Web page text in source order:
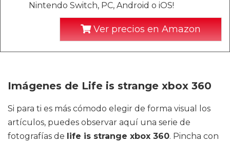
Nintendo Switch, PC, Android o iOS!
Ver precios en Amazon
Imágenes de Life is strange xbox 360
Si para ti es más cómodo elegir de forma visual los
artículos, puedes observar aquí una serie de
fotografías de life is strange xbox 360. Pincha con